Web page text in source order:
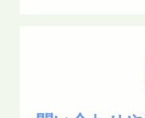
情報処理技術者試験
2025.07.07